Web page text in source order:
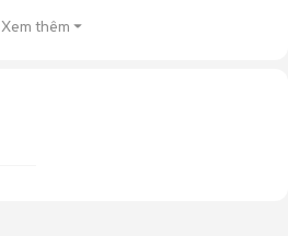
Xem thêm